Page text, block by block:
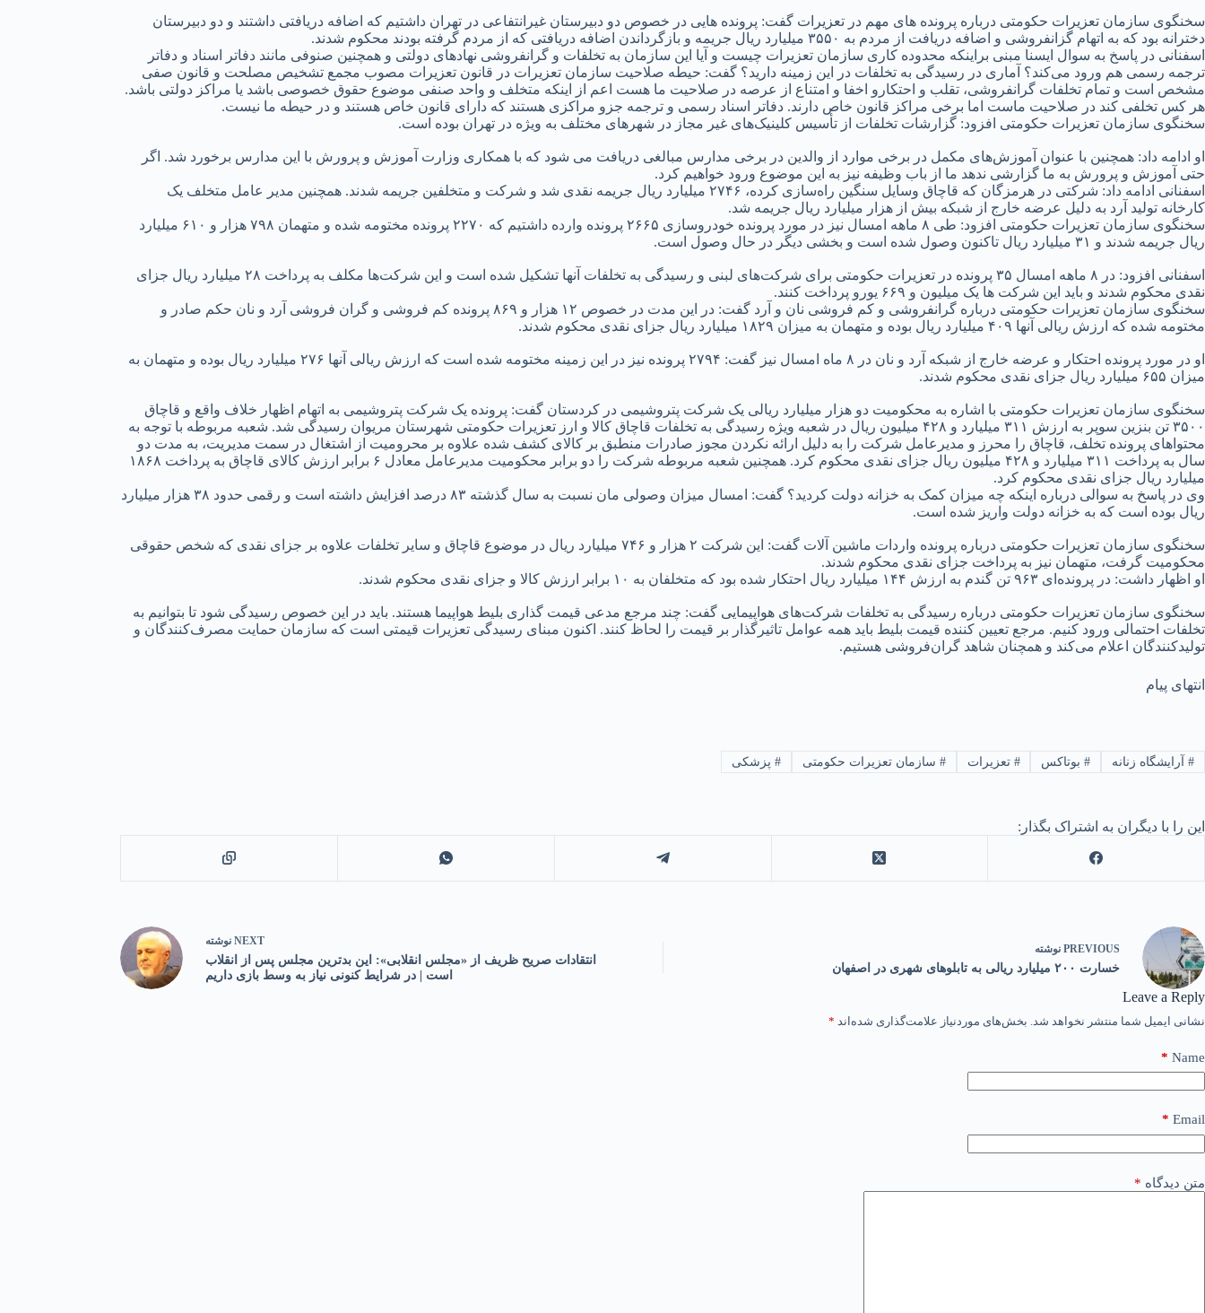
سخنگوی سازمان تعزیرات حکومتی درباره پرونده های مهم در تعزیرات گفت: پرونده هایی در خصوص دو دبیرستان غیرانتفاعی در تهران داشتیم که اضافه دریافتی داشتند و دو دبیرستان
دخترانه بود که به اتهام گزانفروشی و اضافه دریافت از مردم به ۳۵۵۰ میلیارد ریال جریمه و بازگرداندن اضافه دریافتی که از مردم گرفته بودند محکوم شدند.
اسفنانی در پاسخ به سوال ایسنا مبنی براینکه محدوده کاری سازمان تعزیرات چیست و آیا این سازمان به تخلفات و گرانفروشی نهادهای دولتی و همچنین صنوفی مانند دفاتر اسناد و دفاتر
ترجمه رسمی هم ورود می‌کند؟ آماری در رسیدگی به تخلفات در این زمینه دارید؟ گفت: حیطه صلاحیت سازمان تعزیرات در قانون تعزیرات مصوب مجمع تشخیص مصلحت و قانون صفی
مشخص است و تمام تخلفات گرانفروشی، تقلب و احتکارو اخفا و امتناع از عرصه در صلاحیت ما هست اعم از اینکه متخلف و واحد صنفی موضوع حقوق خصوصی باشد یا مراکز دولتی باشد.
هر کس تخلفی کند در صلاحیت ماست اما برخی مراکز قانون خاص دارند. دفاتر اسناد رسمی و ترجمه جزو مراکزی هستند که دارای قانون خاص هستند و در حیطه ما نیست.
سخنگوی سازمان تعزیرات حکومتی افزود: گزارشات تخلفات از تأسیس کلینیک‌های غیر مجاز در شهرهای مختلف به ویژه در تهران بوده است.
او ادامه داد: همچنین با عنوان آموزش‌های مکمل در برخی موارد از والدین در برخی مدارس مبالغی دریافت می شود که با همکاری وزارت آموزش و پرورش با این مدارس برخورد شد. اگر
حتی آموزش و پرورش به ما گزارشی ندهد ما از باب وظیفه نیز به این موضوع ورود خواهیم کرد.
اسفنانی ادامه داد: شرکتی در هرمزگان که قاچاق وسایل سنگین راه‌سازی کرده، ۲۷۴۶ میلیارد ریال جریمه نقدی شد و شرکت و متخلفین جریمه شدند. همچنین مدیر عامل متخلف یک
کارخانه تولید آرد به دلیل عرضه خارج از شبکه بیش از هزار میلیارد ریال جریمه شد.
سخنگوی سازمان تعزیرات حکومتی افزود: طی ۸ ماهه امسال نیز در مورد پرونده خودروسازی ۲۶۶۵ پرونده وارده داشتیم که ۲۲۷۰ پرونده مختومه شده و متهمان ۷۹۸ هزار و ۶۱۰ میلیارد
ریال جریمه شدند و ۳۱ میلیارد ریال تاکنون وصول شده است و بخشی دیگر در حال وصول است.
اسفنانی افزود: در ۸ ماهه امسال ۳۵ پرونده در تعزیرات حکومتی برای شرکت‌های لبنی و رسیدگی به تخلفات آنها تشکیل شده است و این شرکت‌ها مکلف به پرداخت ۲۸ میلیارد ریال جزای
نقدی محکوم شدند و باید این شرکت ها یک میلیون و ۶۶۹ یورو پرداخت کنند.
سخنگوی سازمان تعزیرات حکومتی درباره گرانفروشی و کم فروشی نان و آرد گفت: در این مدت در خصوص ۱۲ هزار و ۸۶۹ پرونده کم فروشی و گران فروشی آرد و نان حکم صادر و
مختومه شده که ارزش ریالی آنها ۴۰۹ میلیارد ریال بوده و متهمان به میزان ۱۸۲۹ میلیارد ریال جزای نقدی محکوم شدند.
او در مورد پرونده احتکار و عرضه خارج از شبکه آرد و نان در ۸ ماه امسال نیز گفت: ۲۷۹۴ پرونده نیز در این زمینه مختومه شده است که ارزش ریالی آنها ۲۷۶ میلیارد ریال بوده و متهمان به
میزان ۶۵۵ میلیارد ریال جزای نقدی محکوم شدند.
سخنگوی سازمان تعزیرات حکومتی با اشاره به محکومیت دو هزار میلیارد ریالی یک شرکت پتروشیمی در کردستان گفت: پرونده یک شرکت پتروشیمی به اتهام اظهار خلاف واقع و قاچاق
۳۵۰۰ تن بنزین سوپر به ارزش ۳۱۱ میلیارد و ۴۲۸ میلیون ریال در شعبه ویژه رسیدگی به تخلفات قاچاق کالا و ارز تعزیرات حکومتی شهرستان مریوان رسیدگی شد. شعبه مربوطه با توجه به
محتواهای پرونده تخلف، قاچاق را محرز و مدیرعامل شرکت را به دلیل ارائه نکردن مجوز صادرات منطبق بر کالای کشف شده علاوه بر محرومیت از اشتغال در سمت مدیریت، به مدت دو
سال به پرداخت ۳۱۱ میلیارد و ۴۲۸ میلیون ریال جزای نقدی محکوم کرد. همچنین شعبه مربوطه شرکت را دو برابر محکومیت مدیرعامل معادل ۶ برابر ارزش کالای قاچاق به پرداخت ۱۸۶۸
میلیارد ریال جزای نقدی محکوم کرد.
وی در پاسخ به سوالی درباره اینکه چه میزان کمک به خزانه دولت کردید؟ گفت: امسال میزان وصولی مان نسبت به سال گذشته ۸۳ درصد افزایش داشته است و رقمی حدود ۳۸ هزار میلیارد
ریال بوده است که به خزانه دولت واریز شده است.
سخنگوی سازمان تعزیرات حکومتی درباره پرونده واردات ماشین آلات گفت: این شرکت ۲ هزار و ۷۴۶ میلیارد ریال در موضوع قاچاق و سایر تخلفات علاوه بر جزای نقدی که شخص حقوقی
محکومیت گرفت، متهمان نیز به پرداخت جزای نقدی محکوم شدند.
او اظهار داشت: در پرونده‌ای ۹۶۳ تن گندم به ارزش ۱۴۴ میلیارد ریال احتکار شده بود که متخلفان به ۱۰ برابر ارزش کالا و جزای نقدی محکوم شدند.
سخنگوی سازمان تعزیرات حکومتی درباره رسیدگی به تخلفات شرکت‌های هواپیمایی گفت: چند مرجع مدعی قیمت گذاری بلیط هواپیما هستند. باید در این خصوص رسیدگی شود تا بتوانیم به
تخلفات احتمالی ورود کنیم. مرجع تعیین کننده قیمت بلیط باید همه عوامل تاثیرگذار بر قیمت را لحاظ کنند. اکنون مبنای رسیدگی تعزیرات قیمتی است که سازمان حمایت مصرف‌کنندگان و
تولیدکنندگان اعلام می‌کند و همچنان شاهد گران‌فروشی هستیم.
انتهای پیام
#آرایشگاه زنانه #بوتاکس # تعزیرات # سازمان تعزیرات حکومتی # پزشکی
این را با دیگران به اشتراک بگذار:
PREVIOUS نوشته
خسارت ۲۰۰ میلیارد ریالی به تابلوهای شهری در اصفهان
NEXT نوشته
انتقادات صریح ظریف از «مجلس انقلابی»: این بدترین مجلس پس از انقلاب
است | در شرایط کنونی نیاز به وسط بازی داریم
Leave a Reply
نشانی ایمیل شما منتشر نخواهد شد. بخش‌های موردنیاز علامت‌گذاری شده‌اند *
Name
*
Email
*
متن دیدگاه *